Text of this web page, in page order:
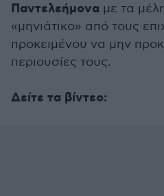
Παντελεήμονα με τα
«μηνιάτικο» από τους
προκειμένου να μην
περιουσίες τους.
Δείτε τα βίντεο: